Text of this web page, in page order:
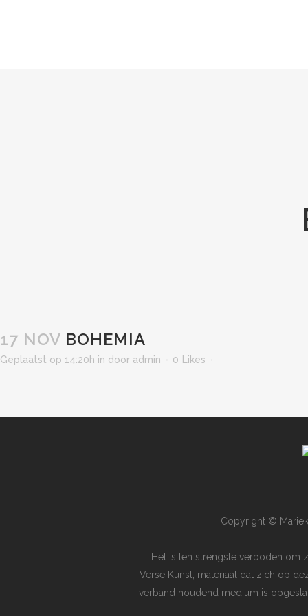
17 NOV BOHEMIA
Geplaatst op 14:20h in door admin 0 Likes
Copyright ©
Het is ten strengste verboden om
Verse Kunst, materiaal dat zich op
verband houdend medium is